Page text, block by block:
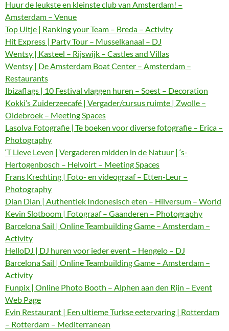
Huur de leukste en kleinste club van Amsterdam! –
Amsterdam – Venue
Top Uitje | Ranking your Team – Breda – Activity
Hit Express | Party Tour – Musselkanaal – DJ
Wentsy | Kasteel – Rijswijk – Castles and Villas
Wentsy | De Amsterdam Boat Center – Amsterdam –
Restaurants
Ibizaflags | 10 Festival vlaggen huren – Soest – Decoration
Kokki’s Zuiderzeecafé | Vergader/cursus ruimte | Zwolle –
Oldebroek – Meeting Spaces
Lasolva Fotografie | Te boeken voor diverse fotografie – Erica –
Photography
‘T Lieve Leven | Vergaderen midden in de Natuur | ‘s-
Hertogenbosch – Helvoirt – Meeting Spaces
Frans Krechting | Foto- en videograaf – Etten-Leur –
Photography
Dian Dian | Authentiek Indonesisch eten – Hilversum – World
Kevin Slotboom | Fotograaf – Gaanderen – Photography
Barcelona Sail | Online Teambuilding Game – Amsterdam –
Activity
HelloDJ | DJ huren voor ieder event – Hengelo – DJ
Barcelona Sail | Online Teambuilding Game – Amsterdam –
Activity
Funpix | Online Photo Booth – Alphen aan den Rijn – Event
Web Page
Evin Restaurant | Een ultieme Turkse eetervaring | Rotterdam
– Rotterdam – Mediterranean